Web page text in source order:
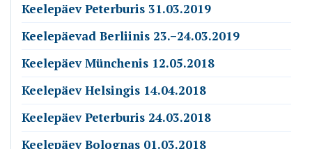
Keelepäev Peterburis 31.03.2019
Keelepäevad Berliinis 23.–24.03.2019
Keelepäev Münchenis 12.05.2018
Keelepäev Helsingis 14.04.2018
Keelepäev Peterburis 24.03.2018
Keelepäev Bolognas 01.03.2018